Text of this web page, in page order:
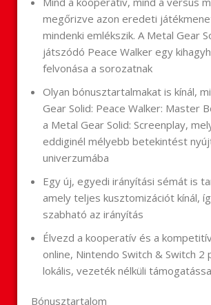
megőrizve azon eredeti
mindenki emlékszik. A Metal Gear
játszódó Peace Walker egy
felvonása a sorozatnak
Olyan bónusztartalmakat is kínál,
Gear Solid: Peace Walker: Master
a Metal Gear Solid: Screenplay,
eddiginél mélyebb betekintést
univerzumába
Egy új, egyedi irányítási sémát is
amely teljes kusztomizációt kínál,
szabható az irányítás
Élvezd a kooperatív és a
online, Nintendo Switch & Switch 2
lokális, vezeték nélküli
Bónusztartalom